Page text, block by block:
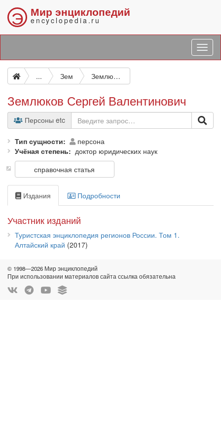
Э Мир энциклопедий
encyclopedia.ru
... Зем Землюков Сергей Валентинович
Землюков Сергей Валентинович
Персоны etc
Тип сущности
персона
Учёная степень
доктор юридических наук
справочная статья
Издания Подробности
Участник изданий
Туристская энциклопедия регионов России. Том 1.
Алтайский край (2017)
© 1998—2026 Мир энциклопедий
При использовании материалов сайта ссылка обязательна